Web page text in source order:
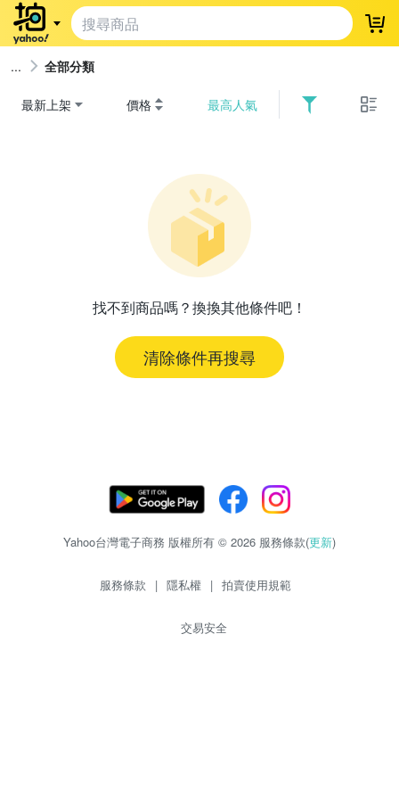
登
全部分類
最新上架 價格 最高人氣
找不到商品嗎？換換其他條件吧！
清除條件再搜尋
Yahoo台灣電子商務 版權所有 © 2026 服務條款(更新)
服務條款 | 隱私權 | 拍賣使用規範
交易安全